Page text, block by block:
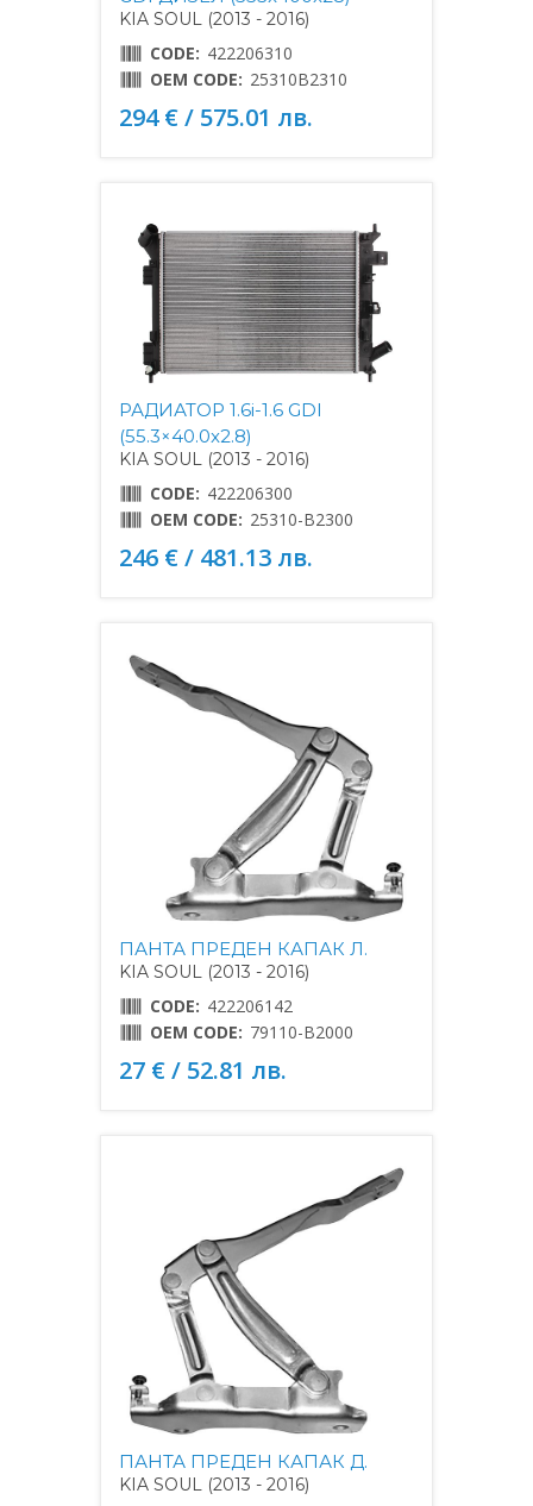
KIA SOUL (2013 - 2016)
CODE: 422206310
OEM CODE: 25310B2310
294 € / 575.01 лв.
РАДИАТОР 1.6i-1.6 GDI
(55.3×40.0x2.8)
KIA SOUL (2013 - 2016)
CODE: 422206300
OEM CODE: 25310-B2300
246 € / 481.13 лв.
ПАНТА ПРЕДЕН КАПАК Л.
KIA SOUL (2013 - 2016)
CODE: 422206142
OEM CODE: 79110-B2000
27 € / 52.81 лв.
ПАНТА ПРЕДЕН КАПАК Д.
KIA SOUL (2013 - 2016)